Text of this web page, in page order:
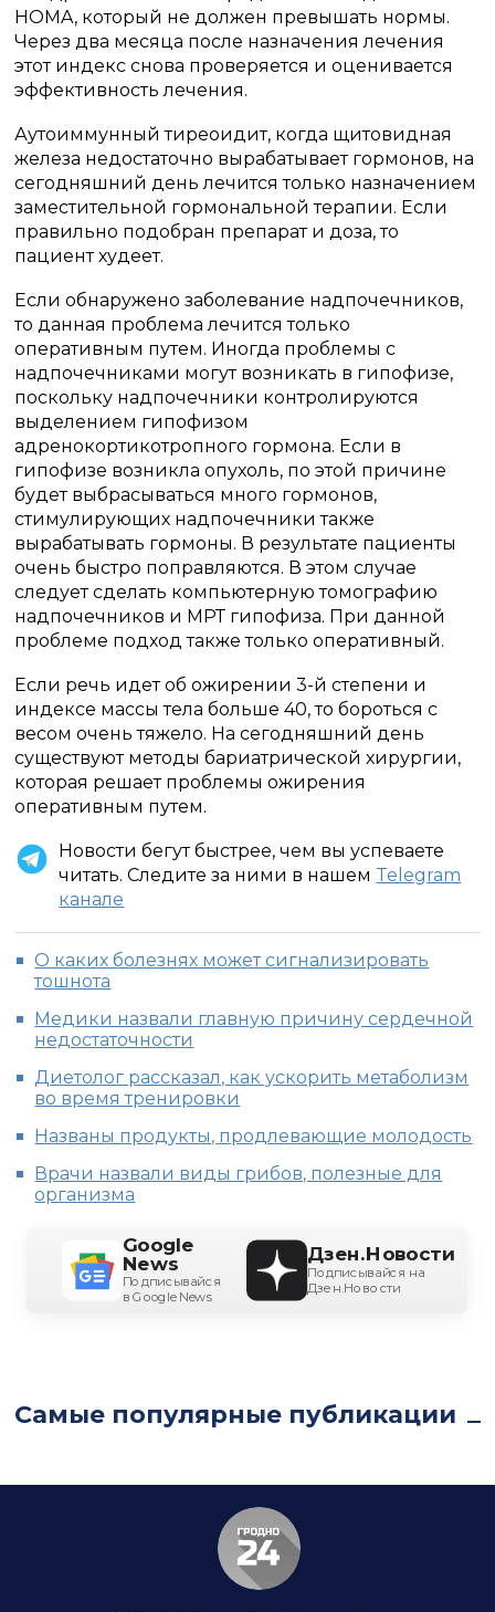
HOMA, который не должен превышать нормы.
Через два месяца после назначения лечения
этот индекс снова проверяется и оценивается
эффективность лечения.
Аутоиммунный тиреоидит, когда щитовидная
железа недостаточно вырабатывает гормонов, на
сегодняшний день лечится только назначением
заместительной гормональной терапии. Если
правильно подобран препарат и доза, то
пациент худеет.
Если обнаружено заболевание надпочечников,
то данная проблема лечится только
оперативным путем. Иногда проблемы с
надпочечниками могут возникать в гипофизе,
поскольку надпочечники контролируются
выделением гипофизом
адренокортикотропного гормона. Если в
гипофизе возникла опухоль, по этой причине
будет выбрасываться много гормонов,
стимулирующих надпочечники также
вырабатывать гормоны. В результате пациенты
очень быстро поправляются. В этом случае
следует сделать компьютерную томографию
надпочечников и МРТ гипофиза. При данной
проблеме подход также только оперативный.
Если речь идет об ожирении 3-й степени и
индексе массы тела больше 40, то бороться с
весом очень тяжело. На сегодняшний день
существуют методы бариатрической хирургии,
которая решает проблемы ожирения
оперативным путем.
Новости бегут быстрее, чем вы успеваете
читать. Следите за ними в нашем Telegram
канале
О каких болезнях может сигнализировать
тошнота
Медики назвали главную причину сердечной
недостаточности
Диетолог рассказал, как ускорить метаболизм
во время тренировки
Названы продукты, продлевающие молодость
Врачи назвали виды грибов, полезные для
организма
Google
News
Подписывайся
в Google News
Дзен.Новости
Подписывайся на
Дзен.Новости
Самые популярные публикации